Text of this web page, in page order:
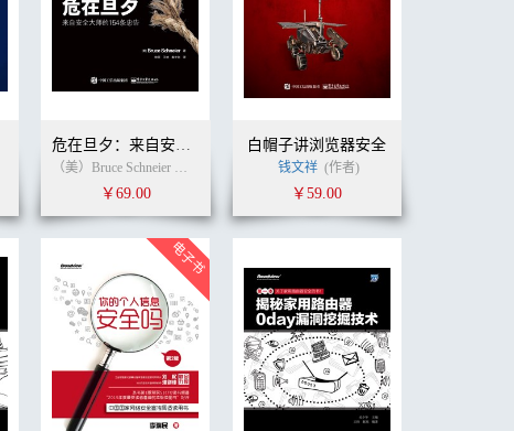
危在旦夕：来自安全大师的154条忠告
（美）Bruce Schneier （布鲁斯 施奈德 ） (作者) 戴士剑
￥69.00
白帽子讲浏览器安全
钱文祥 (作者)
￥59.00